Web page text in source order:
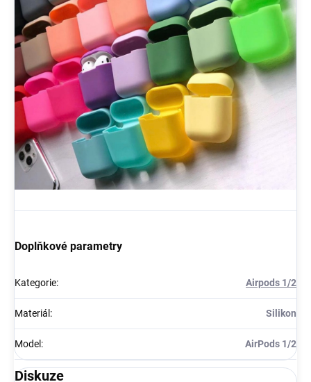
Doplňkové parametry
Kategorie: Airpods 1/2
Materiál : Silikon
Model : AirPods 1/2
Diskuze